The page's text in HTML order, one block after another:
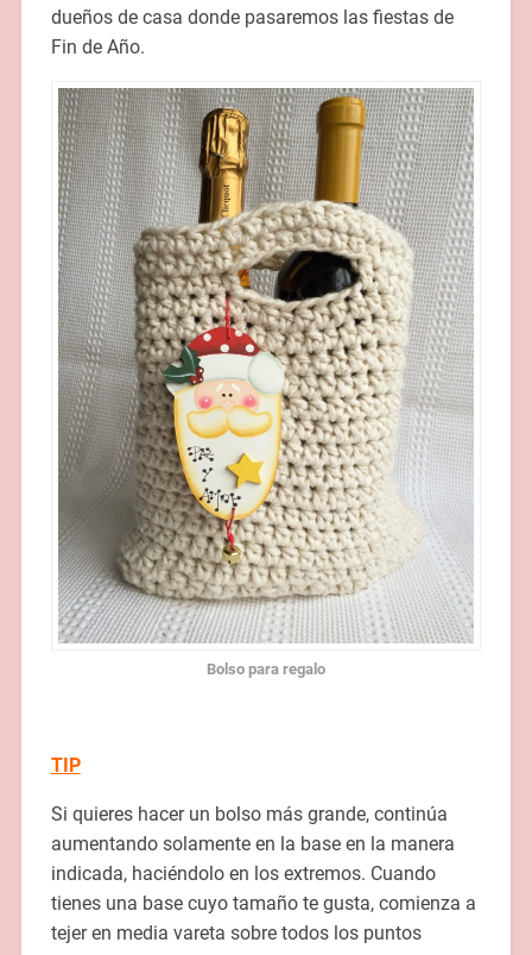
dueños de casa donde pasaremos las fiestas de
Fin de Año.
Bolso para regalo
TIP
Si quieres hacer un bolso más grande, continúa
aumentando solamente en la base en la manera
indicada, haciéndolo en los extremos. Cuando
tienes una base cuyo tamaño te gusta, comienza a
tejer en media vareta sobre todos los puntos